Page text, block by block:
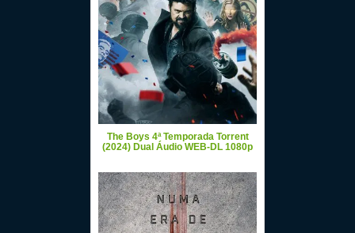
The Boys 4ª Temporada Torrent
(2024) Dual Áudio WEB-DL 1080p